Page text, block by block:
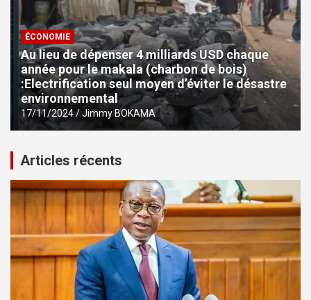
ÉCONOMIE
Au lieu de dépenser 4 milliards USD chaque
année pour le makala (charbon de bois)
:Electrification seul moyen d’éviter le désastre
environnemental
17/11/2024 Jimmy BOKAMA
Articles récents